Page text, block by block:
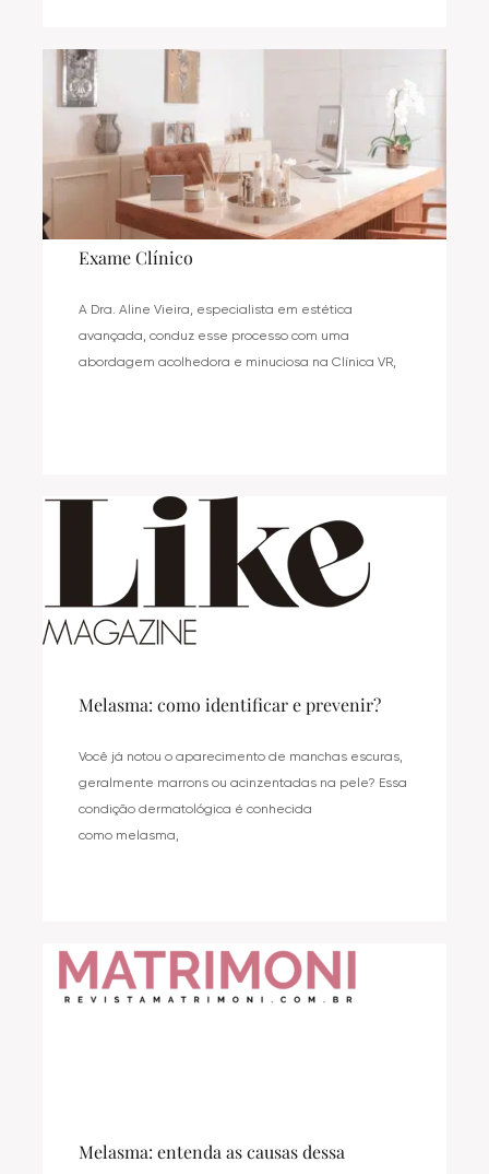
Exame Clínico
A Dra. Aline Vieira, especialista em estética
avançada, conduz esse processo com uma
abordagem acolhedora e minuciosa na Clínica VR,
Melasma: como identificar e prevenir?
Você já notou o aparecimento de manchas escuras,
geralmente marrons ou acinzentadas na pele? Essa
condição dermatológica é conhecida
como melasma,
Melasma: entenda as causas dessa